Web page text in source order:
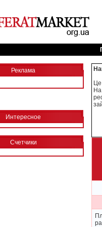
Реклама
Интересное
Счетчики